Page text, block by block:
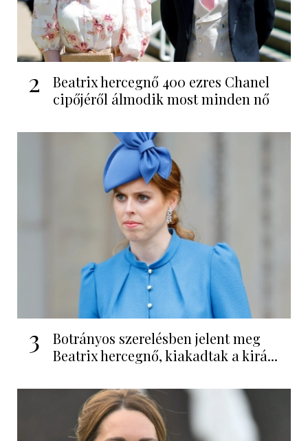
2
Beatrix hercegnő 400 ezres Chanel
cipőjéről álmodik most minden nő
3
Botrányos szerelésben jelent meg
Beatrix hercegnő, kiakadtak a kirá...